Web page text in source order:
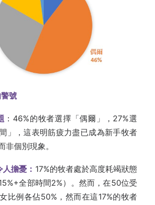
號
：46%的牧者選擇「偶爾」，27%選
」，這表明筋疲力盡已成為新手牧者
非個別現象。
擔憂： 17%的牧者處於高度耗竭狀態
全部時間2%）。然而，在50位受
比例各佔50%，然而在這17%的牧者